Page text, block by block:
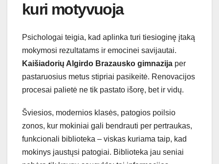
kuri motyvuoja
Psichologai teigia, kad aplinka turi tiesioginę įtaką
mokymosi rezultatams ir emocinei savijautai.
Kaišiadorių Algirdo Brazausko gimnazija per
pastaruosius metus stipriai pasikeitė. Renovacijos
procesai palietė ne tik pastato išorę, bet ir vidų.
Šviesios, modernios klasės, patogios poilsio
zonos, kur mokiniai gali bendrauti per pertraukas,
funkcionali biblioteka – viskas kuriama taip, kad
mokinys jaustųsi patogiai. Biblioteka jau seniai